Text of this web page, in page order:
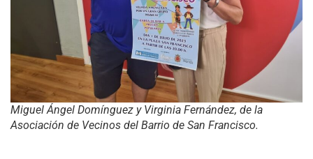
Miguel Ángel Domínguez y Virginia Fernández, de la
Asociación de Vecinos del Barrio de San Francisco.